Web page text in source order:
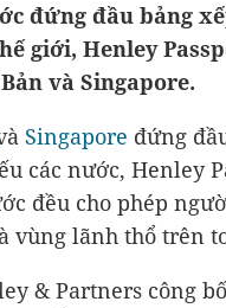
đứng đầu bảng
giới, Henley
và Singapore.
Singapore đứng
các nước, Henley
đều cho phép
vùng lãnh thổ trên
& Partners công